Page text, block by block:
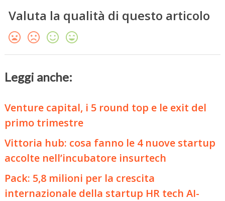
Valuta la qualità di questo articolo
Leggi anche:
Venture capital, i 5 round top e le exit del
primo trimestre
Vittoria hub: cosa fanno le 4 nuove startup
accolte nell’incubatore insurtech
Pack: 5,8 milioni per la crescita
internazionale della startup HR tech AI-